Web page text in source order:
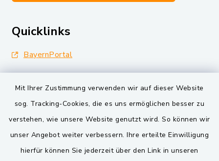
Mit Ihrer Zustimmung verwenden wir auf dieser Website
sog. Tracking-Cookies, die es uns ermöglichen besser zu
verstehen, wie unsere Website genutzt wird. So können wir
unser Angebot weiter verbessern. Ihre erteilte Einwilligung
hierfür können Sie jederzeit über den Link in unseren
Quicklinks
BayernPortal
Landkreis Schwandorf
VG und Gemeinden
Markt Schwarzenfeld